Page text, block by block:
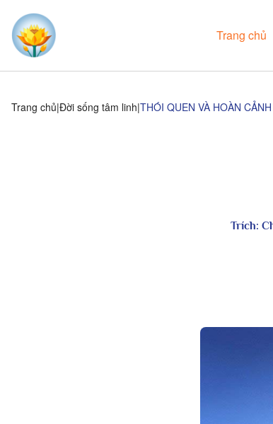
Trang chủ
Trang chủ Đời sống tâm linh THÓI QUEN VÀ HOÀN
Trích: